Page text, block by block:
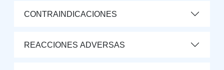
CONTRAINDICACIONES
REACCIONES ADVERSAS